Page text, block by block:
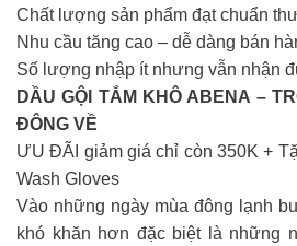
Chất lượng sản phẩm đạt chuẩn
Nhu cầu tăng cao – dễ dàng bán
Số lượng nhập ít nhưng vẫn nhận
DẦU GỘI TẮM KHÔ ABENA –
ĐÔNG VỀ
ƯU ĐÃI giảm giá chỉ còn 350K +
Wash Gloves
Vào những ngày mùa đông lạnh
khó khăn hơn đặc biệt là những